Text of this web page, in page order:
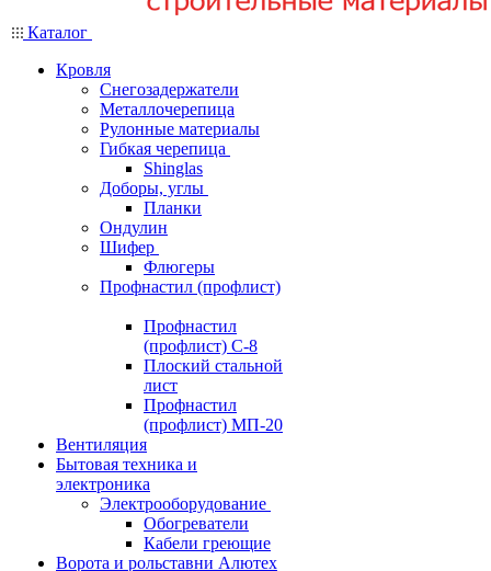
Каталог
Кровля
Снегозадержатели
Металлочерепица
Рулонные материалы
Гибкая черепица
Shinglas
Доборы, углы
Планки
Ондулин
Шифер
Флюгеры
Профнастил (профлист)
Профнастил
(профлист) С-8
Плоский стальной
лист
Профнастил
(профлист) МП-20
Вентиляция
Бытовая техника и
электроника
Электрооборудование
Обогреватели
Кабели греющие
Ворота и рольставни Алютех